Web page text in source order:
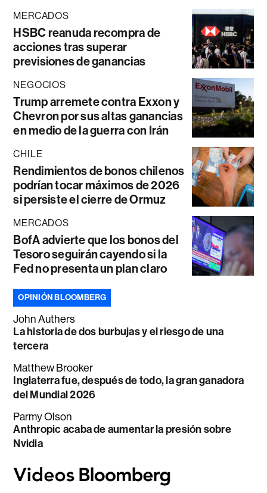
MERCADOS
HSBC reanuda recompra de
acciones tras superar
previsiones de ganancias
NEGOCIOS
Trump arremete contra Exxon y
Chevron por sus altas ganancias
en medio de la guerra con Irán
CHILE
Rendimientos de bonos chilenos
podrían tocar máximos de 2026
si persiste el cierre de Ormuz
MERCADOS
BofA advierte que los bonos del
Tesoro seguirán cayendo si la
Fed no presenta un plan claro
OPINIÓN BLOOMBERG
John Authers
La historia de dos burbujas y el riesgo de una
tercera
Matthew Brooker
Inglaterra fue, después de todo, la gran ganadora
del Mundial 2026
Parmy Olson
Anthropic acaba de aumentar la presión sobre
Nvidia